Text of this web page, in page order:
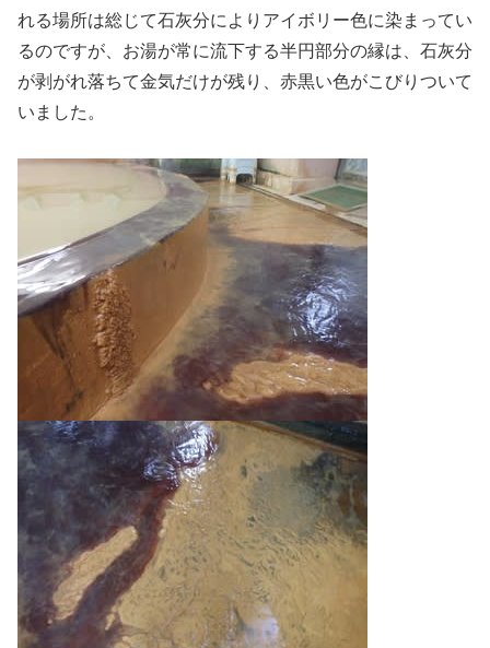
れる場所は総じて石灰分によりアイボリー色に染まってい
るのですが、お湯が常に流下する半円部分の縁は、石灰分
が剥がれ落ちて金気だけが残り、赤黒い色がこびりついて
いました。